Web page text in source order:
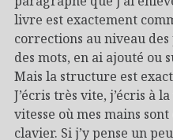
livre est exactement
corrections au niveau
des mots, en ai ajouté ou
Mais la structure est
J’écris très vite, j’écris à
vitesse où mes mains
clavier. Si j’y pense un